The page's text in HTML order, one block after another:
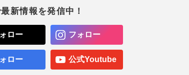
新情報を発信中！
ロー フォロー
ロー 公式Youtube